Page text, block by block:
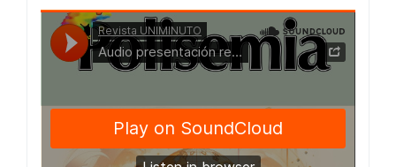
Presentacion
Numero